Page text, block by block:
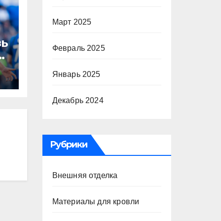
Март 2025
Февраль 2025
Январь 2025
Декабрь 2024
Рубрики
Внешняя отделка
Материалы для кровли